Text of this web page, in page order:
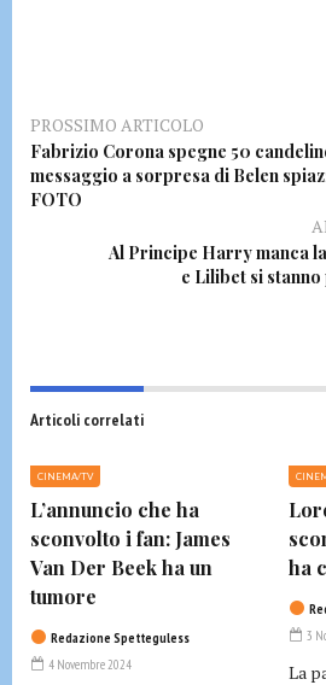
PROSSIMO ARTICOLO
Fabrizio Corona spegne 50
messaggio a sorpresa di Belen
FOTO
Al Principe Harry manca
e Lilibet si
Articoli correlati
CINEMA/TV
L’annuncio che ha
sconvolto i fan: James
Van Der Beek ha un
tumore
Redazione Spetteguless
4 Novembre 2024
ha
3
La